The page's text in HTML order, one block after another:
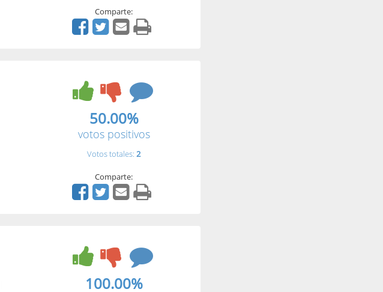
Comparte:
50.00%
votos positivos
Votos totales: 2
Comparte:
100.00%